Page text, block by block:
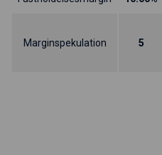
Marginspekulation 5